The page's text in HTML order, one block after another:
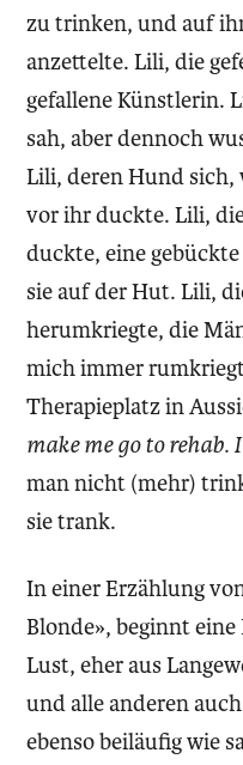
zu trinken, und auf
anzettelte. Lili, die
gefallene Künstlerin.
sah, aber dennoch
Lili, deren Hund sich,
vor ihr duckte. Lili,
duckte, eine
sie auf der Hut. Lili,
herumkriegte, die
mich immer
Therapieplatz in
make me go to rehab.
man nicht (mehr)
sie trank.
In einer Erzählung
Blonde», beginnt
Lust, eher aus
und alle anderen
ebenso beiläufig wie